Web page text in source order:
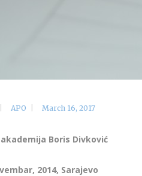
APO March 16, 2017
Boris Divković
2014, Sarajevo